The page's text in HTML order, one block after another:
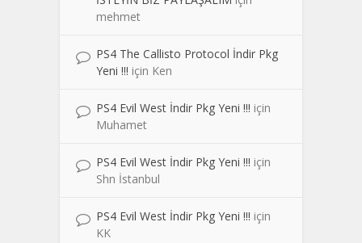
mehmet
PS4 The Callisto Protocol İndir Pkg
Yeni !!! için Ken
PS4 Evil West İndir Pkg Yeni !!! için
Muhamet
PS4 Evil West İndir Pkg Yeni !!! için
Shn İstanbul
PS4 Evil West İndir Pkg Yeni !!! için
KK